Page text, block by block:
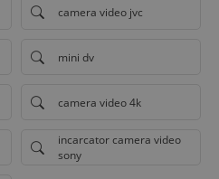
camera video jvc
mini dv
camera video 4k
incarcator camera video
sony